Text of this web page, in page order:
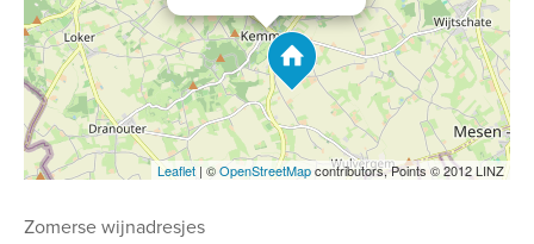
Leaflet | ©OpenStreetMapcontributors, Points © 2012 LINZ
Zomerse wijnadresjes